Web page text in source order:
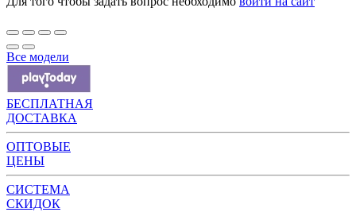
Все модели
БЕСПЛАТНАЯ
ДОСТАВКА
ОПТОВЫЕ
ЦЕНЫ
СИСТЕМА
СКИДОК